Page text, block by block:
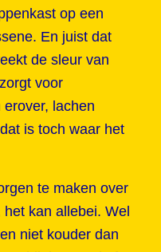
op een
En juist dat
de sleur van
voor
lachen
is toch waar het
te maken over
kan allebei. Wel
niet kouder dan